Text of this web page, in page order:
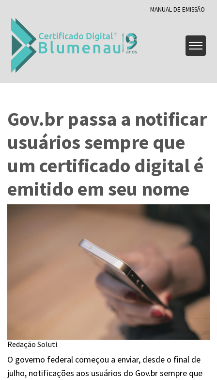
MANUAL DE EMISSÃO
Gov.br passa a notificar
usuários sempre que
um certificado digital é
emitido em seu nome
Redação Soluti
O governo federal começou a enviar, desde o final de
julho, notificações aos usuários do Gov.br sempre que